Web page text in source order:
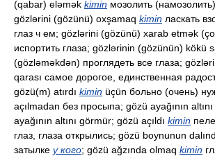
(qabar) eləmək kimin мозолить
gözlərini (gözünü) oxşamaq kimin ласкать
глаз ч ем; gözlərini (gözünü) xarab etmək
испортить глаза; gözlərinin (gözünün) kökü
(gözləməkdən) проглядеть все глаза;
qarası самое дорогое, единственная
gözü(m) atırdı kimin üçün больно (очень)
açılmadan без просыпа; gözü ayağının
ayağının altını görmür; gözü açıldı kimin
глаз, глаза открылись; gözü boynunun
затылке у кого; gözü ağzında olmaq kimin